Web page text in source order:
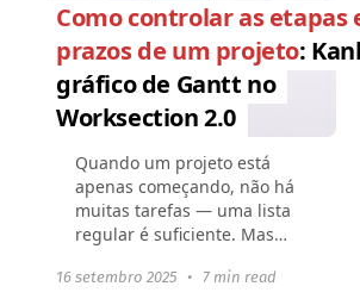
Como controlar as etapas
prazos de um projeto:
gráfico de Gantt no
Worksection 2.0
Quando um projeto está
apenas começando, não há
muitas tarefas — uma lista
regular é suficiente. Mas
aumentam: subtarefas são
16 setembro 2025 • 7 min read